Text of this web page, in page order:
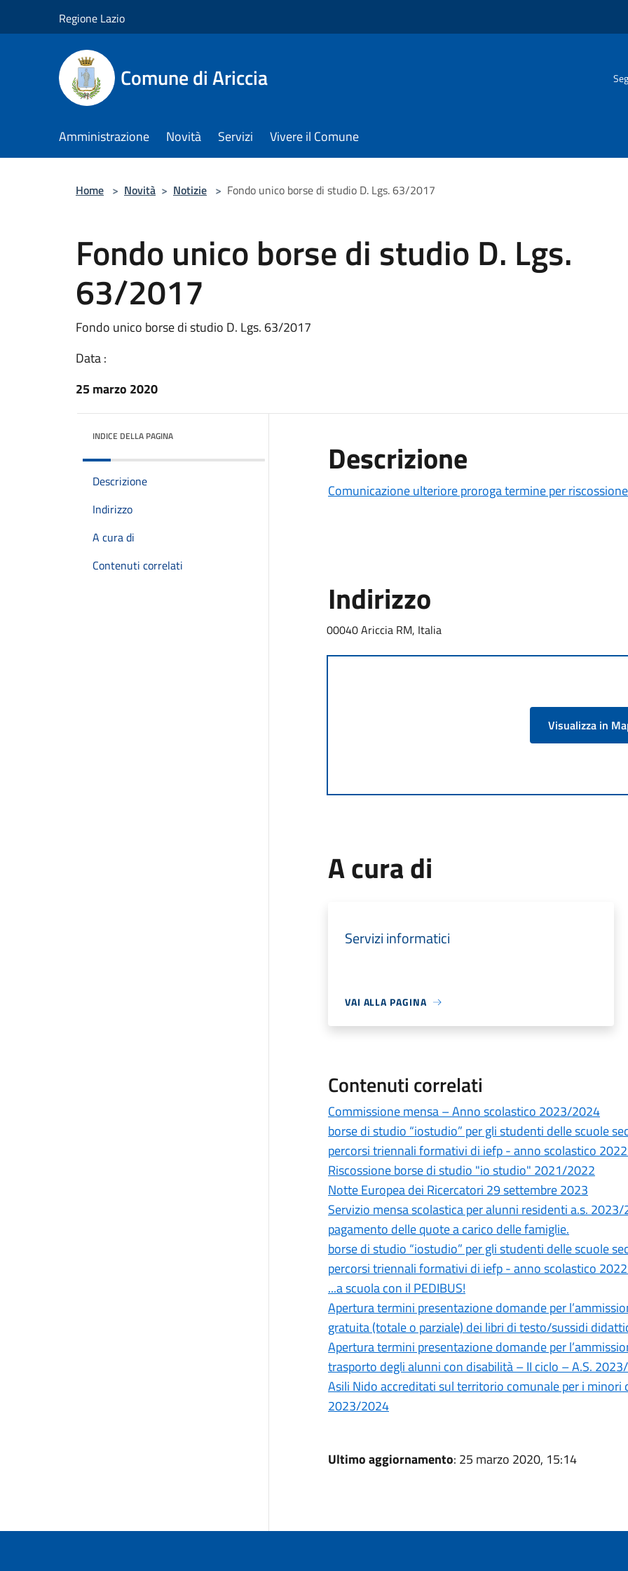
Regione Lazio
Comune di Ariccia
Amministrazione Novità Servizi Vivere il Comune
Home > Novità > Notizie > Fondo unico borse di studio D. Lgs. 63/2017
Fondo unico borse di studio D. Lgs.
63/2017
Fondo unico borse di studio D. Lgs. 63/2017
Data :
25 marzo 2020
INDICE DELLA PAGINA
Descrizione
Indirizzo
A cura di
Contenuti correlati
Descrizione
Comunicazione ulteriore proroga termine per
Indirizzo
00040 Ariccia RM, Italia
Visualizza in
A cura di
Servizi informatici
VAI ALLA PAGINA
Contenuti correlati
Commissione mensa – Anno scolastico 2023/2024
borse di studio “iostudio” per gli studenti delle scuole
percorsi triennali formativi di iefp - anno scolastico
Riscossione borse di studio "io studio" 2021/2022
Notte Europea dei Ricercatori 29 settembre 2023
Servizio mensa scolastica per alunni residenti a.s.
pagamento delle quote a carico delle famiglie.
borse di studio “iostudio” per gli studenti delle scuole
percorsi triennali formativi di iefp - anno scolastico
...a scuola con il PEDIBUS!
Apertura termini presentazione domande per
gratuita (totale o parziale) dei libri di testo/sussidi
Apertura termini presentazione domande per
trasporto degli alunni con disabilità – II ciclo – A.S.
Asili Nido accreditati sul territorio comunale per i
2023/2024
Ultimo aggiornamento: 25 marzo 2020, 15:14